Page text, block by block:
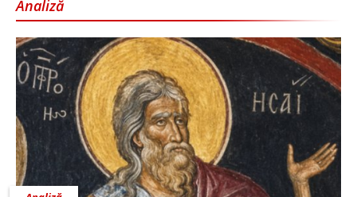
Analiză